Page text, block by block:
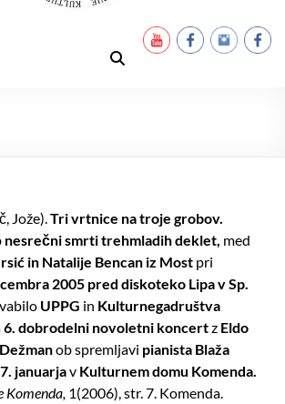
Pavla Glavarja
Jože).Tri vrtnice na troje grobov.
nesrečni smrti trehmladih deklet, med
in Natalije Bencan iz Most pri
2005 pred diskoteko Lipa v Sp.
UPPG in Kulturnegadruštva
6. dobrodelni novoletni koncertz Eldo
ob spremljavi pianista Blaža
januarjav Kulturnem domu Komenda.
Komenda, 1(2006), str. 7. Komenda.